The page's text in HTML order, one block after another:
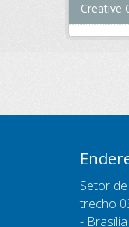
Creative
Setor
trecho
-